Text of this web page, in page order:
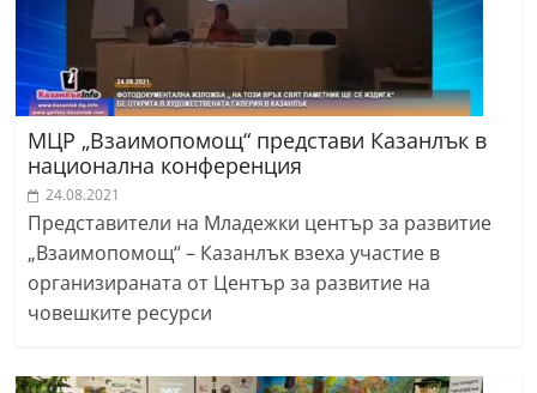
МЦР „Взаимопомощ“ представи Казанлък в
национална конференция
24.08.2021
Представители на Младежки център за развитие
„Взаимопомощ“ – Казанлък взеха участие в
организираната от Център за развитие на
човешките ресурси